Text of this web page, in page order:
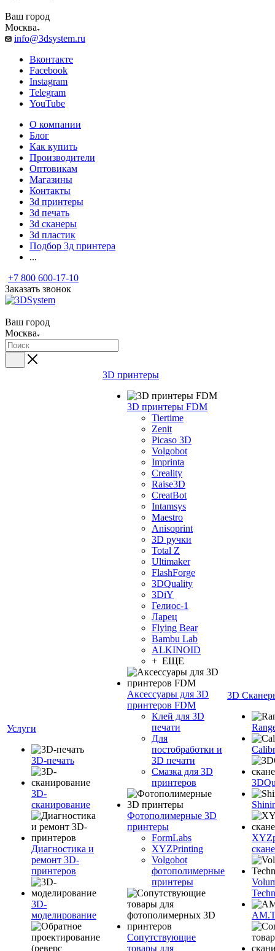
Ваш город
Москва
info@3dsystem.ru
Вконтакте
Facebook
Instagram
Telegram
YouTube
О компании
Блог
Как купить
Производители
Оптовикам
Магазины
Контакты
3d принтеры
3d печать
3d сканеры
3d пластик
Подбор 3д принтера
...
+7 800 600-17-10
Заказать звонок
Ваш город
Москва
Услуги
3D-печать
3D-
сканирование
Диагностика и
ремонт 3D-
принтеров
3D-
моделирование
3D принтеры
3D принтеры FDM
Tiertime
Zenit
Picaso 3D
Volgobot
Imprinta
Creality
Raise3D
CreatBot
Intamsys
Maestro
Anisoprint
3D ручки
Total Z
Ultimaker
FlashForge
3DQuality
3DiY
Гелиос-1
Ларец
Flying Bear
Bambu Lab
ALKINOID
+ ЕЩЕ
Аксессуары для 3D
принтеров FDM
Клей для 3D
печати
Для
постобработки и
3D печати
Смазка для 3D
принтеров
Фотополимерные 3D
принтеры
FormLabs
XYZPrinting
Volgobot
фотополимерные
принтеры
Сопутствующие
товары для
3D